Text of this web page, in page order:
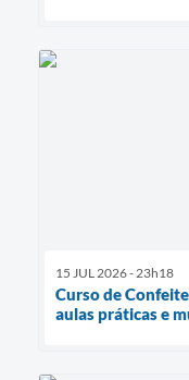
15 JUL 2026 - 23h18
Curso de
aulas práticas e